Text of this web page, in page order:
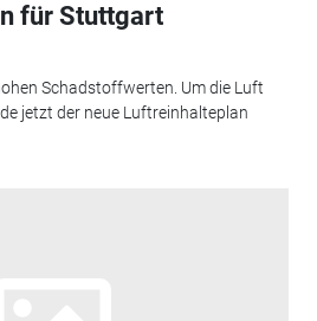
für Stuttgart
Schadstoffwerten. Um die Luft
jetzt der neue Luftreinhalteplan